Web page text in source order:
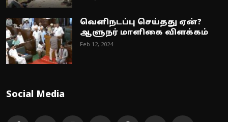
வெளிநடப்பு செய்தது ஏன்?
ஆளுநர் மாளிகை விளக்கம்
Feb 12, 2024
Social Media